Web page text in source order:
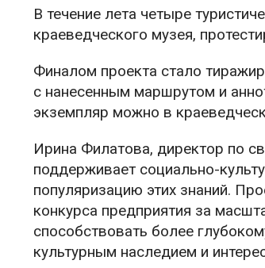
В течение лета четыре
краеведческого музея,
Финалом проекта стало
с нанесенным маршрутом и
экземпляр можно в
Ирина Филатова, директор по
поддерживает социально-
популяризацию этих знаний.
конкурса предприятия за
способствовать более
культурным наследием и